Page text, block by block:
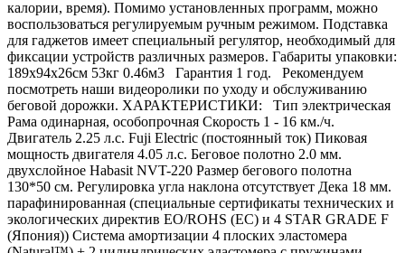
калории, время). Помимо установленных программ, можно
воспользоваться регулируемым ручным режимом. Подставка
для гаджетов имеет специальный регулятор, необходимый для
фиксации устройств различных размеров. Габариты упаковки:
189х94х26см 53кг 0.46м3 Гарантия 1 год. Рекомендуем
посмотреть наши видеоролики по уходу и обслуживанию
беговой дорожки. ХАРАКТЕРИСТИКИ: Тип электрическая
Рама одинарная, особопрочная Скорость 1 - 16 км./ч.
Двигатель 2.25 л.с. Fuji Electric (постоянный ток) Пиковая
мощность двигателя 4.05 л.с. Беговое полотно 2.0 мм.
двухслойное Habasit NVT-220 Размер бегового полотна
130*50 см. Регулировка угла наклона отсутствует Дека 18 мм.
парафинированная (специальные сертификаты технических и
экологических директив EO/ROHS (ЕС) и 4 STAR GRADE F
(Япония)) Система амортизации 4 плоских эластомера